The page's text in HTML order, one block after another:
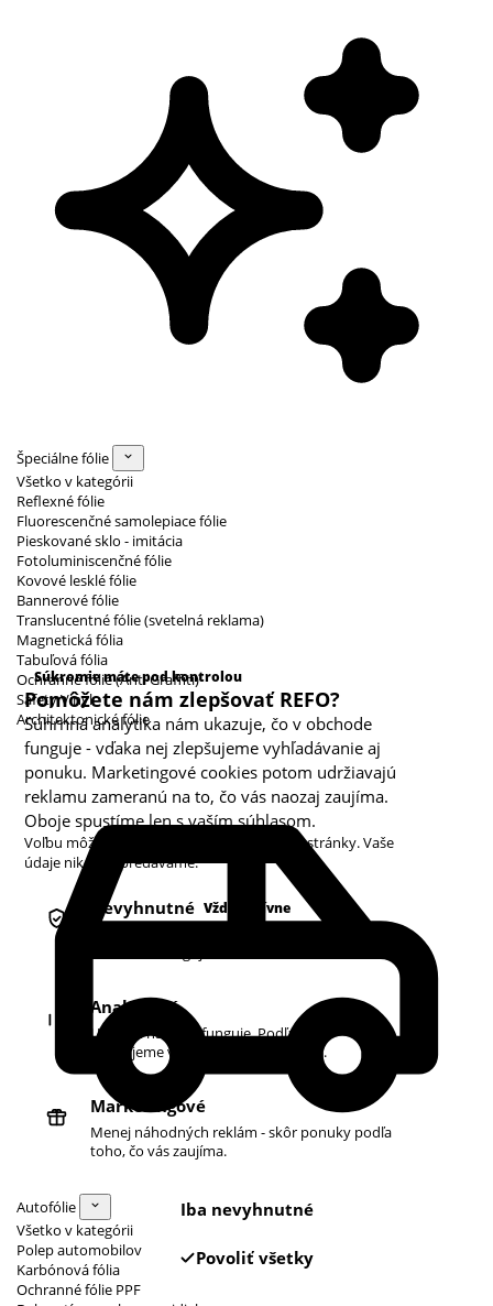
Špeciálne fólie
Všetko v kategórii
Reflexné fólie
Fluorescenčné samolepiace fólie
Pieskované sklo - imitácia
Fotoluminiscenčné fólie
Kovové lesklé fólie
Bannerové fólie
Translucentné fólie (svetelná reklama)
Magnetická fólia
Tabuľová fólia
Ochranné fólie (Anti Graffiti)
Safety Vinyl
Architektonické fólie
Autofólie
Všetko v kategórii
Polep automobilov
Karbónová fólia
Ochranné fólie PPF
Súkromie máte pod kontrolou
Pomôžete nám zlepšovať REFO?
Súhrnná analytika nám ukazuje, čo v obchode
funguje - vďaka nej zlepšujeme vyhľadávanie aj
ponuku. Marketingové cookies potom udržiavajú
reklamu zameranú na to, čo vás naozaj zaujíma.
Oboje spustíme len s vaším súhlasom.
Voľbu môžete kedykoľvek zmeniť v pätičke stránky. Vaše
údaje nikdy nepredávame.
Kategórie cookies
Nevyhnutné Vždy aktívne
Analytické
Ukazujú nám, čo funguje. Podľa toho
zlepšujeme vyhľadávanie aj ponuku.
Marketingové
Menej náhodných reklám - skôr ponuky podľa
toho, čo vás zaujíma.
Iba nevyhnutné
Povoliť všetky